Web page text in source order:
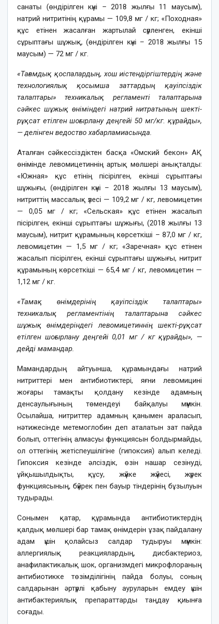
санаты (өндірілген күні – 2018 жылғы 11 маусым),
натрий нитритінің құрамы — 109,8 мг / кг; «Походная»
құс етінен жасалған жартылай сүрленген, екінші
сұрыптағы шұжық, (өндірілген күні – 2018 жылғы 15
маусым) — 72 мг / кг.
«Тағамдық қоспалардың, хош иістендіргіштердің және
технологиялық қосымша заттардың қауіпсіздік
талаптары» техникалық регламенті талаптарына
сәйкес шұжық өніміндегі натрий нитратының шекті-
рұқсат етілген шоғырлану деңгейі 50 мг/кг. құрайды»,
— делінген ведоство хабарламиасында.
Аталған сәйкессіздіктен басқа «Омский бекон» АҚ
өнімінде левомицетиннің артық мөлшері анықталды:
«Южная» құс етінің пісірілген, екінші сұрыптағы
шұжығы, (өндірілген күні – 2018 жылғы 13 маусым),
нитриттің массалық үлесі — 109,2 мг / кг, левомицетин
— 0,05 мг / кг; «Сельская» құс етінен жасалып
пісірілген, екінші сұрыптағы шұжығы, (2018 жылғы 13
маусым), нитрит құрамының көрсеткіші – 87,0 мг / кг,
левомицетин — 1,5 мг / кг; «Заречная» құс етінен
жасалып пісірілген, екінші сұрыптағы шұжығы, нитрит
құрамының көрсеткіші — 65,4 мг / кг, левомицетин —
1,12 мг / кг.
«Тамақ өнімдерінің қауіпсіздік талаптары»
техникалық регламентінің талаптарына сәйкес
шұжық өнімдеріндегі левомицетиннің шекті-рұқсат
етілген шоғырлану деңгейі 0,01 мг / кг құрайды», —
дейді мамандар.
Мамандардың айтуынша, құрамындағы натрий
нитриттері мен антибиотиктері, яғни левомицині
жоғары тамақты қолдану кезінде адамның
денсаулығының төмендеуі байқалуы мүмкін.
Осылайша, нитриттер адамның қанымен араласып,
нәтижесінде метемоглобин деп аталатын зат пайда
болып, оттегінің алмасуы функциясын болдырмайды,
ол оттегінің жетіспеушілігіне (гипоксия) алып келеді.
Гипоксия кезінде әлсіздік, өзін нашар сезінуді,
ұйқышылдықты, құсу, жүйке жүйесі, жүрек
функциясының, бүйрек пен бауыр тіндерінің бұзылуын
тудырады.
Сонымен қатар, құрамында антибиотиктердің
қалдық мөлшері бар тамақ өнімдерін ұзақ пайдалану
адам үшін қолайсыз салдар тудыруы мүмкін:
аллергиялық реакциялардың, дисбактериоз,
анафилактикалық шок, организмдегі микрофлораның
антибиотикке төзімділігінің пайда болуы, соның
салдарынан әртүрлі қабыну ауруларын емдеу үшін
антибактериялық препараттарды таңдау қиынға
соғады.